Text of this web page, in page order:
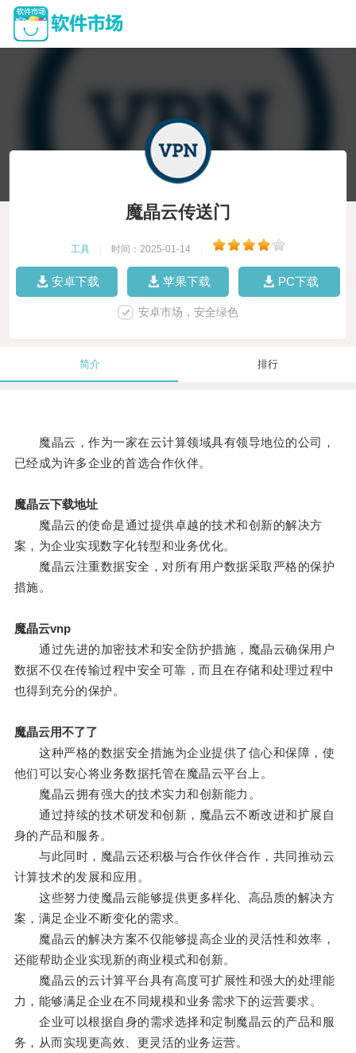
魔晶云传送门
工具 时间：2025-01-14
安卓下载 苹果下载 PC下载
安卓市场，安全绿色
简介 排行
魔晶云，作为一家在云计算领域具有领导地位的公司，
已经成为许多企业的首选合作伙伴。
魔晶云下载地址
魔晶云的使命是通过提供卓越的技术和创新的解决方
案，为企业实现数字化转型和业务优化。
魔晶云注重数据安全，对所有用户数据采取严格的保护
措施。
魔晶云vnp
通过先进的加密技术和安全防护措施，魔晶云确保用户
数据不仅在传输过程中安全可靠，而且在存储和处理过程中
也得到充分的保护。
魔晶云用不了了
这种严格的数据安全措施为企业提供了信心和保障，使
他们可以安心将业务数据托管在魔晶云平台上。
魔晶云拥有强大的技术实力和创新能力。
通过持续的技术研发和创新，魔晶云不断改进和扩展自
身的产品和服务。
与此同时，魔晶云还积极与合作伙伴合作，共同推动云
计算技术的发展和应用。
这些努力使魔晶云能够提供更多样化、高品质的解决方
案，满足企业不断变化的需求。
魔晶云的解决方案不仅能够提高企业的灵活性和效率，
还能帮助企业实现新的商业模式和创新。
魔晶云的云计算平台具有高度可扩展性和强大的处理能
力，能够满足企业在不同规模和业务需求下的运营要求。
企业可以根据自身的需求选择和定制魔晶云的产品和服
务，从而实现更高效、更灵活的业务运营。